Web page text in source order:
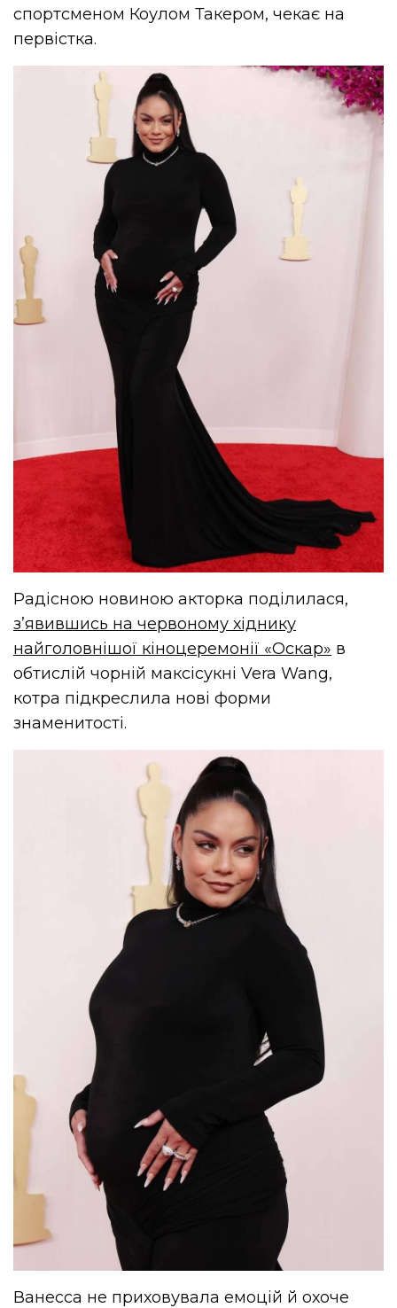
спортсменом Коулом Такером, чекає на
первістка.
Радісною новиною акторка поділилася,
з’явившись на червоному хіднику
найголовнішої кіноцеремонії «Оскар» в
обтислій чорній максісукні Vera Wang,
котра підкреслила нові форми
знаменитості.
Ванесса не приховувала емоцій й охоче